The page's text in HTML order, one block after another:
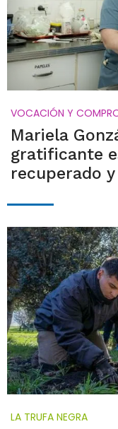
VOCACIÓN Y
Mariela
gratificante
recuperado
LA TRUFA NEGRA